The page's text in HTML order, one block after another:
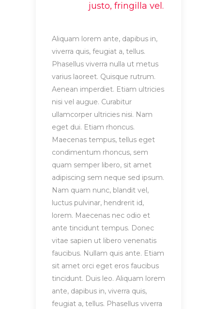
justo, fringilla vel.
Aliquam lorem ante, dapibus in,
viverra quis, feugiat a, tellus.
Phasellus viverra nulla ut metus
varius laoreet. Quisque rutrum.
Aenean imperdiet. Etiam ultricies
nisi vel augue. Curabitur
ullamcorper ultricies nisi. Nam
eget dui. Etiam rhoncus.
Maecenas tempus, tellus eget
condimentum rhoncus, sem
quam semper libero, sit amet
adipiscing sem neque sed ipsum.
Nam quam nunc, blandit vel,
luctus pulvinar, hendrerit id,
lorem. Maecenas nec odio et
ante tincidunt tempus. Donec
vitae sapien ut libero venenatis
faucibus. Nullam quis ante. Etiam
sit amet orci eget eros faucibus
tincidunt. Duis leo. Aliquam lorem
ante, dapibus in, viverra quis,
feugiat a, tellus. Phasellus viverra